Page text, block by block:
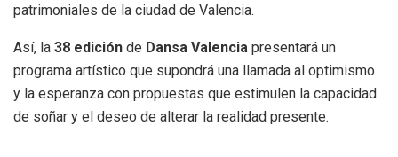
patrimoniales de la ciudad de Valencia.
Así, la 38 edición de Dansa Valencia presentará un
programa artístico que supondrá una llamada al optimismo
y la esperanza con propuestas que estimulen la capacidad
de soñar y el deseo de alterar la realidad presente.